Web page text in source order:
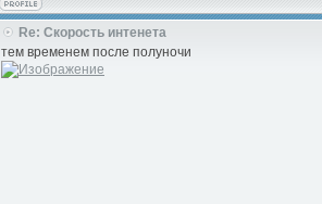
Re: Скорость интенета
тем временем после полуночи